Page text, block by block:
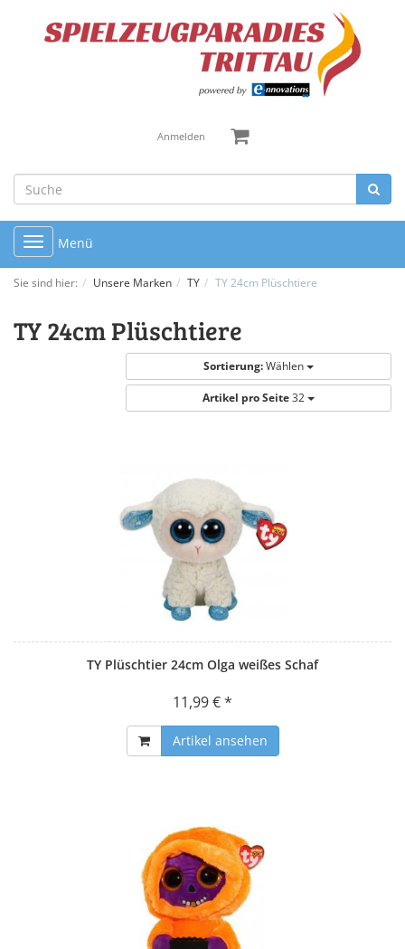
Anmelden
Toggle
navigation
Menü
Sie sind hier: Unsere Marken TY TY 24cm Plüschtiere
TY 24cm Plüschtiere
Sortierung:Wählen
Artikel pro Seite32
TY Plüschtier 24cm Olga weißes Schaf
11,99 € *
Artikel ansehen